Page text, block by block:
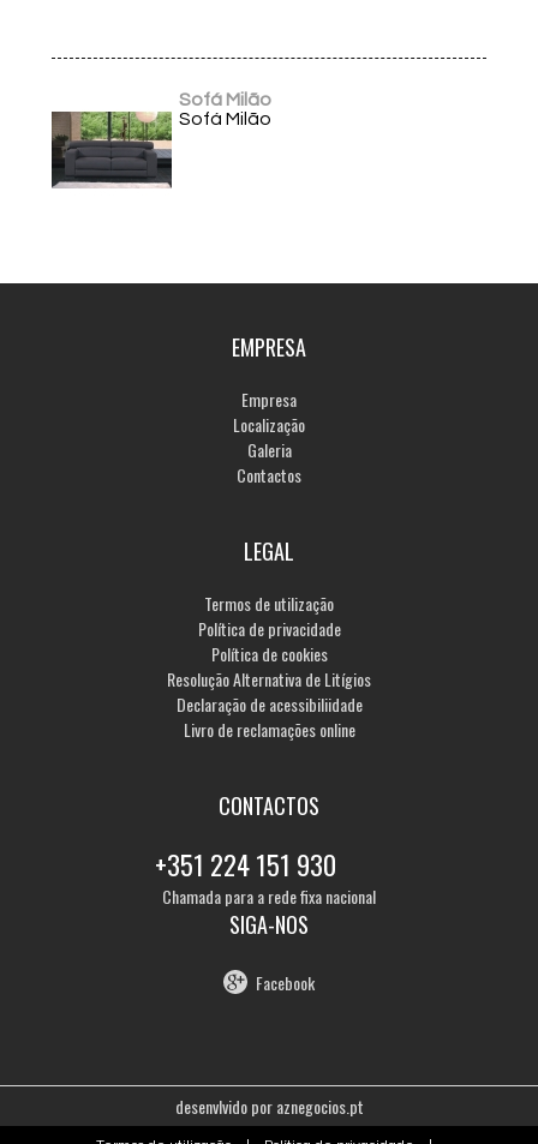
Sofá Milão
Sofá Milão
EMPRESA
Empresa
Localização
Galeria
Contactos
LEGAL
Termos de utilização
Política de privacidade
Política de cookies
Resolução Alternativa de Litígios
Declaração de acessibiliidade
Livro de reclamações online
CONTACTOS
+351 224 151 930
Chamada para a rede fixa nacional
SIGA-NOS
Facebook
desenvlvido poraznegocios.pt